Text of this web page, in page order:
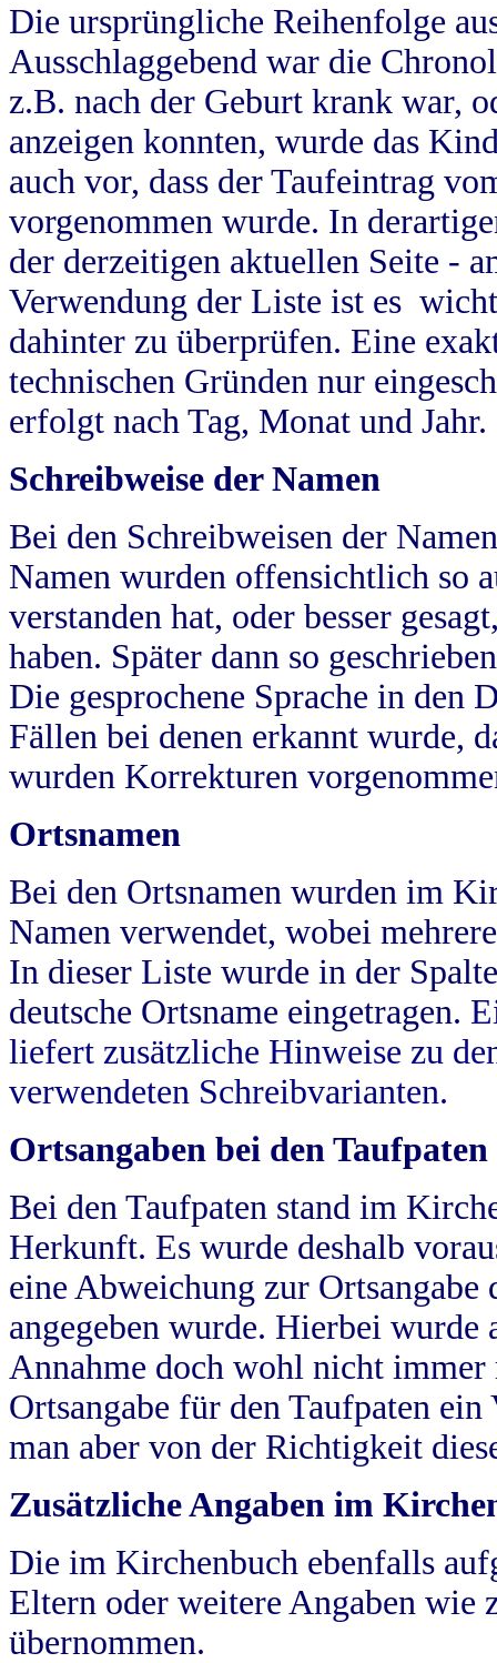
Die ursprüngliche Reihenfolge
Ausschlaggebend war die
z.B. nach der Geburt krank war,
anzeigen konnten, wurde das
auch vor, dass der Taufeintrag
vorgenommen wurde. In
der derzeitigen aktuellen Seite -
Verwendung der Liste ist es
dahinter zu überprüfen. Eine
technischen Gründen nur
erfolgt nach Tag, Monat und Jahr.
Schreibweise der Namen
Bei den Schreibweisen der
Namen wurden offensichtlich so
verstanden hat, oder besser
haben. Später dann so
Die gesprochene Sprache in
Fällen bei denen erkannt wurde,
wurden Korrekturen
Ortsnamen
Bei den Ortsnamen wurden im
Namen verwendet, wobei
In dieser Liste wurde in der
deutsche Ortsname eingetragen.
liefert zusätzliche Hinweise zu
verwendeten Schreibvarianten.
Ortsangaben bei den Taufpaten
Bei den Taufpaten stand im
Herkunft. Es wurde deshalb
eine Abweichung zur
angegeben wurde. Hierbei wurde
Annahme doch wohl nicht
Ortsangabe für den Taufpaten
man aber von der Richtigkeit
Zusätzliche Angaben im
Die im Kirchenbuch ebenfalls
Eltern oder weitere Angaben wie
übernommen.